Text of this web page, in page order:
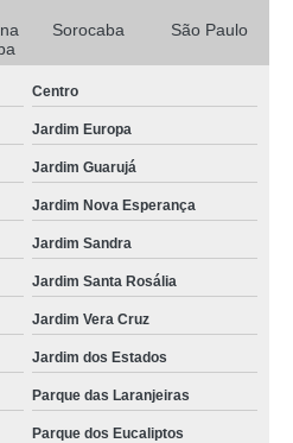
Sorocaba São Paulo
Centro
Jardim Europa
Jardim Guarujá
Jardim Nova Esperança
Jardim Sandra
Jardim Santa Rosália
Jardim Vera Cruz
Jardim dos Estados
Parque das Laranjeiras
Parque dos Eucaliptos